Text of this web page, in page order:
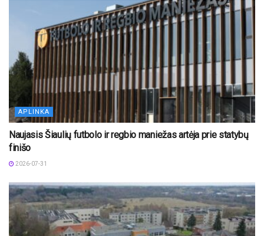
APLINKA
Naujasis Šiaulių futbolo ir regbio maniežas artėja prie statybų
finišo
2026-07-31